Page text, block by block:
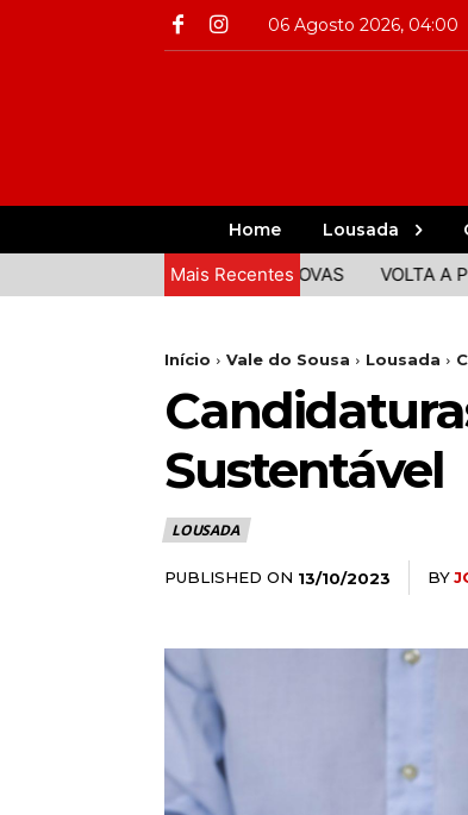
06 Agosto 2026, 04:00
Home Lousada
Mais Recentes
E ANIMAÇÃO EM COVAS VOLTA A
Início Vale do Sousa Lousada
Sustentável
LOUSADA
PUBLISHED ON 13/10/2023 BY